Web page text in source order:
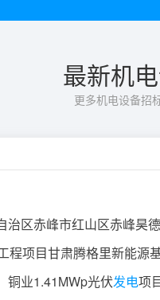
最新机
更多机电设备招
治区赤峰市红山区赤峰昊德
铜业1.41MWp光伏发电项